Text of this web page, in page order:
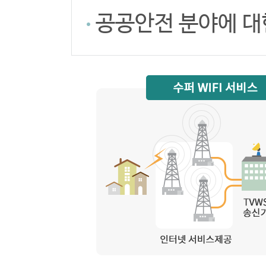
공공안전 분야에